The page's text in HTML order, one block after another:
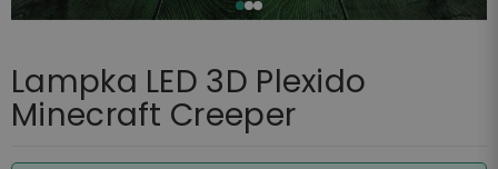
Lampka LED 3D Plexido
Minecraft Creeper